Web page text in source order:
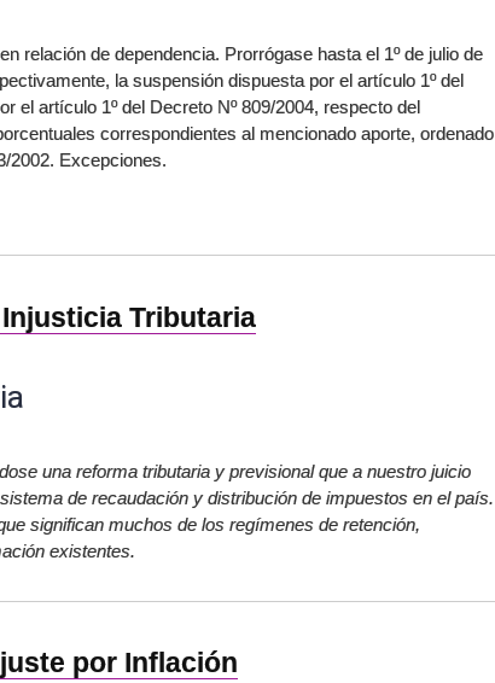
relación de dependencia. Prorrógase hasta el 1º de julio de
la suspensión dispuesta por el artículo 1º del
el artículo 1º del Decreto Nº 809/2004, respecto del
correspondientes al mencionado aporte, ordenado
2002. Excepciones.
Tributaria
una reforma tributaria y previsional que a nuestro juicio
de recaudación y distribución de impuestos en el país.
significan muchos de los regímenes de retención,
existentes.
por Inflación